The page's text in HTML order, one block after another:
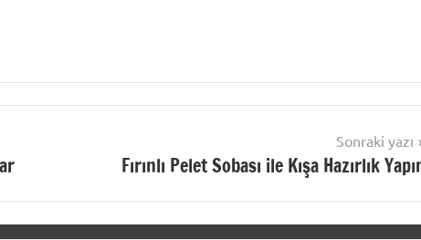
Sonraki yazı
Fırınlı Pelet Sobası ile Kışa Hazırlık